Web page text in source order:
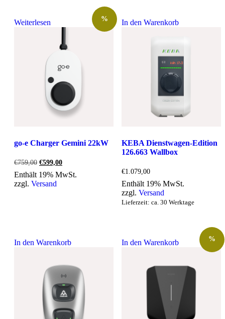
Weiterlesen %
go-e Charger Gemini 22kW
€759,00 Ursprünglicher
war:
€759,00
€599,00Aktueller
ist:
Enthält 19% MwSt.
zzgl. Versand
In den Warenkorb
KEBA Dienstwagen-Edition
126.663 Wallbox
€1.079,00
Enthält 19% MwSt.
zzgl.Versand
Lieferzeit: ca. 30 Werktage
In den Warenkorb In den Warenkorb %